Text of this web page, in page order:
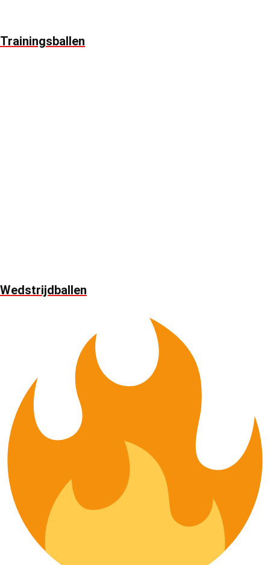
Trainingsballen
Wedstrijdballen